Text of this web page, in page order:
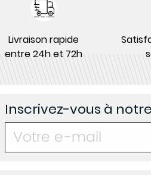
Livraison rapide
entre 24h et 72h
Inscrivez-vous à